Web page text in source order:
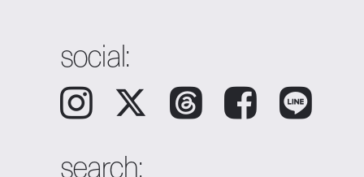
social:
Instagram 𝕏 Threads Facebook LINE
search: